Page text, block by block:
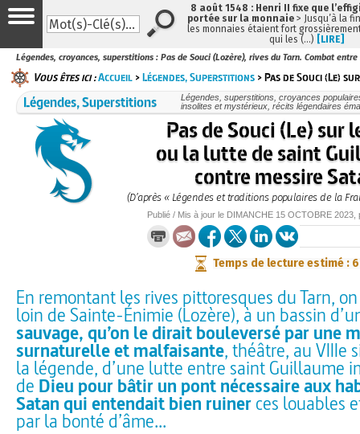
Légendes, croyances, superstitions : Pas de Souci (Lozère), rives du Tarn. Combat
Vous êtes ici :Accueil >Légendes, Superstitions > Pas de Souci (Le)
Légendes, Superstitions
Légendes, superstitions, croyances
insolites et mystérieux, récits légendaires
Pas de Souci (Le) sur
ou la lutte de saint
contre messire
(D’après « Légendes et traditions populaires de la
Publié / Mis à jour le DIMANCHE 15 OCTOBRE 2023,
Temps de lecture estimé :
En remontant les rives pittoresques du Tarn,
loin de Sainte-Énimie (Lozère), à un bassin
sauvage, qu’on le dirait bouleversé par une
surnaturelle et malfaisante, théâtre, au VIIIe
la légende, d’une lutte entre saint Guillaume
de Dieu pour bâtir un pont nécessaire aux
Satan qui entendait bien ruinerces louables
par la bonté d’âme...
8 août 1548 : Henri II fixe que
portée sur la monnaie> Jusqu’à la
les monnaies étaient fort
qui les (…) [LIRE]